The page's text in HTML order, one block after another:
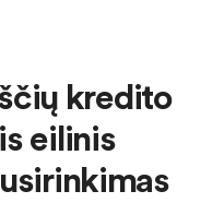
kredito
eilinis